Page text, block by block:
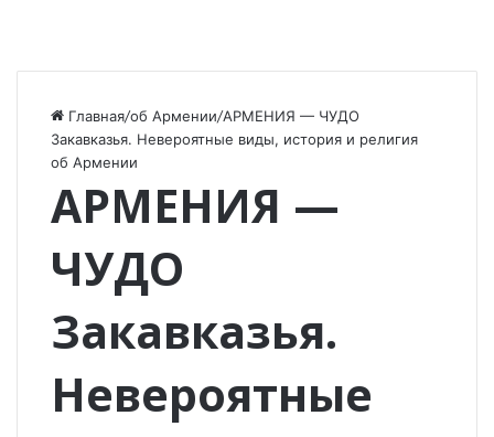
Главная/об Армении/АРМЕНИЯ — ЧУДО
Закавказья. Невероятные виды, история и религия
об Армении
АРМЕНИЯ —
ЧУДО
Закавказья.
Невероятные